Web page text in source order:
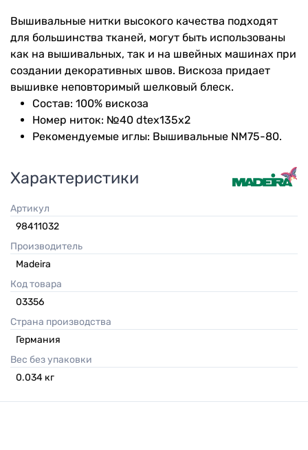
Вышивальные нитки высокого качества подходят
для большинства тканей, могут быть использованы
как на вышивальных, так и на швейных машинах при
создании декоративных швов. Вискоза придает
вышивке неповторимый шелковый блеск.
Состав: 100% вискоза
Номер ниток: №40 dtex135x2
Рекомендуемые иглы: Вышивальные NM75-80.
Характеристики
Артикул
98411032
Производитель
Madeira
Код товара
03356
Страна производства
Германия
Вес без упаковки
0.034 кг